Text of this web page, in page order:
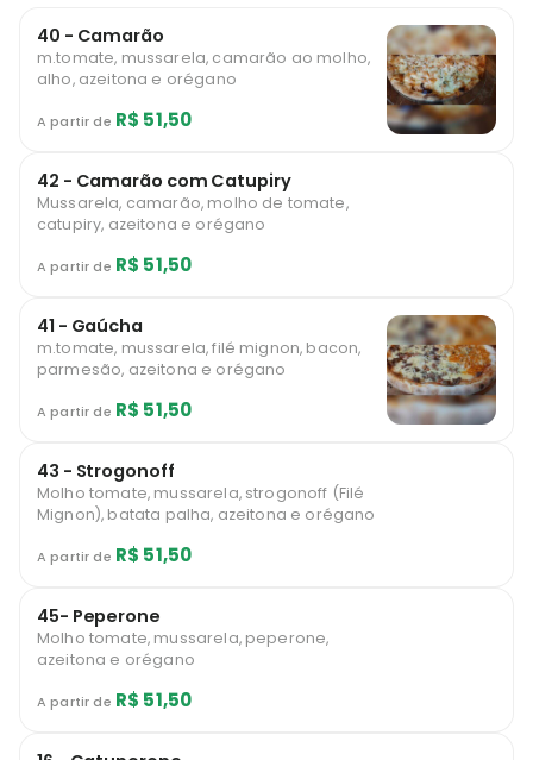
40 - Camarão
m.tomate, mussarela, camarão ao molho,
alho, azeitona e orégano
A partir de R$ 51,50
42 - Camarão com Catupiry
Mussarela, camarão, molho de tomate,
catupiry, azeitona e orégano
A partir de R$ 51,50
41 - Gaúcha
m.tomate, mussarela, filé mignon, bacon,
parmesão, azeitona e orégano
A partir de R$ 51,50
43 - Strogonoff
Molho tomate, mussarela, strogonoff (Filé
Mignon), batata palha, azeitona e orégano
A partir de R$ 51,50
45- Peperone
Molho tomate, mussarela, peperone,
azeitona e orégano
A partir de R$ 51,50